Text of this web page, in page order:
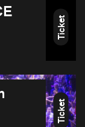
Ticket
Ticket